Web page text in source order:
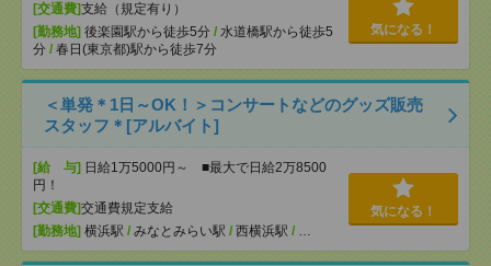
[交通費]支給（規定有り）
[勤務地] 後楽園駅から徒歩5分 / 水道橋駅から徒歩5
分 / 春日(東京都)駅から徒歩7分
気になる！
＜単発＊1日～OK！＞コンサートなどのグッズ販売
スタッフ＊[アルバイト]
[給 与] 日給1万5000円～ ■最大で日給2万8500
円！
[交通費]交通費規定支給
[勤務地] 横浜駅 / みなとみらい駅 / 西横浜駅 / …
気になる！